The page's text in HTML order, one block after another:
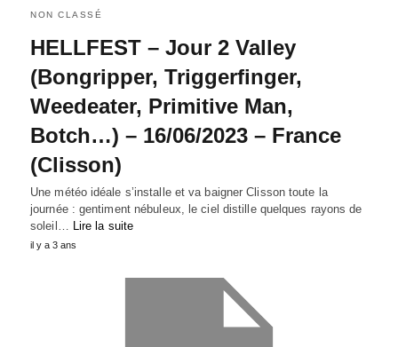
NON CLASSÉ
HELLFEST – Jour 2 Valley
(Bongripper, Triggerfinger,
Weedeater, Primitive Man,
Botch…) – 16/06/2023 – France
(Clisson)
Une météo idéale s’installe et va baigner Clisson toute la
journée : gentiment nébuleux, le ciel distille quelques rayons de
soleil…
Lire la suite
il y a 3 ans